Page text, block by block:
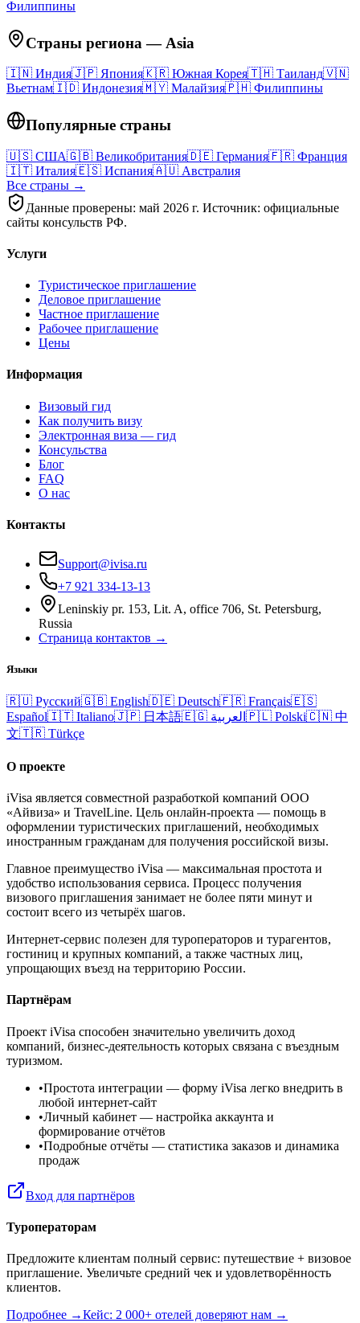
Филиппины
Страны региона — Asia
🇮🇳 Индия🇯🇵 Япония🇰🇷 Южная Корея🇹🇭 Таиланд🇻🇳
Вьетнам🇮🇩 Индонезия🇲🇾 Малайзия🇵🇭 Филиппины
Популярные страны
🇺🇸 США🇬🇧 Великобритания🇩🇪 Германия🇫🇷 Франция
🇮🇹 Италия🇪🇸 Испания🇦🇺 Австралия
Все страны →
Данные проверены: май 2026 г. Источник: официальные
сайты консульств РФ.
Услуги
Туристическое приглашение
Деловое приглашение
Частное приглашение
Рабочее приглашение
Цены
Информация
Визовый гид
Как получить визу
Электронная виза — гид
Консульства
Блог
FAQ
О нас
Контакты
Support@ivisa.ru
+7 921 334-13-13
Leninskiy pr. 153, Lit. A, office 706, St. Petersburg,
Russia
Страница контактов →
Языки
🇷🇺 Русский🇬🇧 English🇩🇪 Deutsch🇫🇷 Français🇪🇸
Español🇮🇹 Italiano🇯🇵 日本語🇪🇬 العربية 🇵🇱 Polski🇨🇳 中
文🇹🇷 Türkçe
О проекте
iVisa является совместной разработкой компаний ООО
«Айвиза» и TravelLine. Цель онлайн-проекта — помощь в
оформлении туристических приглашений, необходимых
иностранным гражданам для получения российской визы.
Главное преимущество iVisa — максимальная простота и
удобство использования сервиса. Процесс получения
визового приглашения занимает не более пяти минут и
состоит всего из четырёх шагов.
Интернет-сервис полезен для туроператоров и турагентов,
гостиниц и крупных компаний, а также частных лиц,
упрощающих въезд на территорию России.
Партнёрам
Проект iVisa способен значительно увеличить доход
компаний, бизнес-деятельность которых связана с въездным
туризмом.
•Простота интеграции — форму iVisa легко внедрить в
любой интернет-сайт
•Личный кабинет — настройка аккаунта и
формирование отчётов
•Подробные отчёты — статистика заказов и динамика
продаж
Вход для партнёров
Туроператорам
Предложите клиентам полный сервис: путешествие + визовое
приглашение. Увеличьте средний чек и удовлетворённость
клиентов.
Подробнее →Кейс: 2 000+ отелей доверяют нам →